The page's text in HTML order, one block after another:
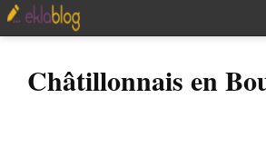
Châtillonnais en